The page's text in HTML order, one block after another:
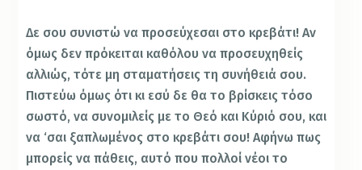
Δε σου συνιστώ να προσεύχεσαι στο κρεβάτι! Αν
όμως δεν πρόκειται καθόλου να προσευχηθείς
αλλιώς, τότε μη σταματήσεις τη συνήθειά σου.
Πιστεύω όμως ότι κι εσύ δε θα το βρίσκεις τόσο
σωστό, να συνομιλείς με το Θεό και Κύριό σου, και
να ‘σαι ξαπλωμένος στο κρεβάτι σου! Αφήνω πως
μπορείς να πάθεις, αυτό που πολλοί νέοι το